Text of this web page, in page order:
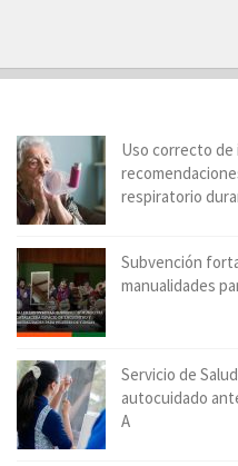
Uso correcto de
respiratorio
Subvención
manualidades
Servicio de
autocuidado
A